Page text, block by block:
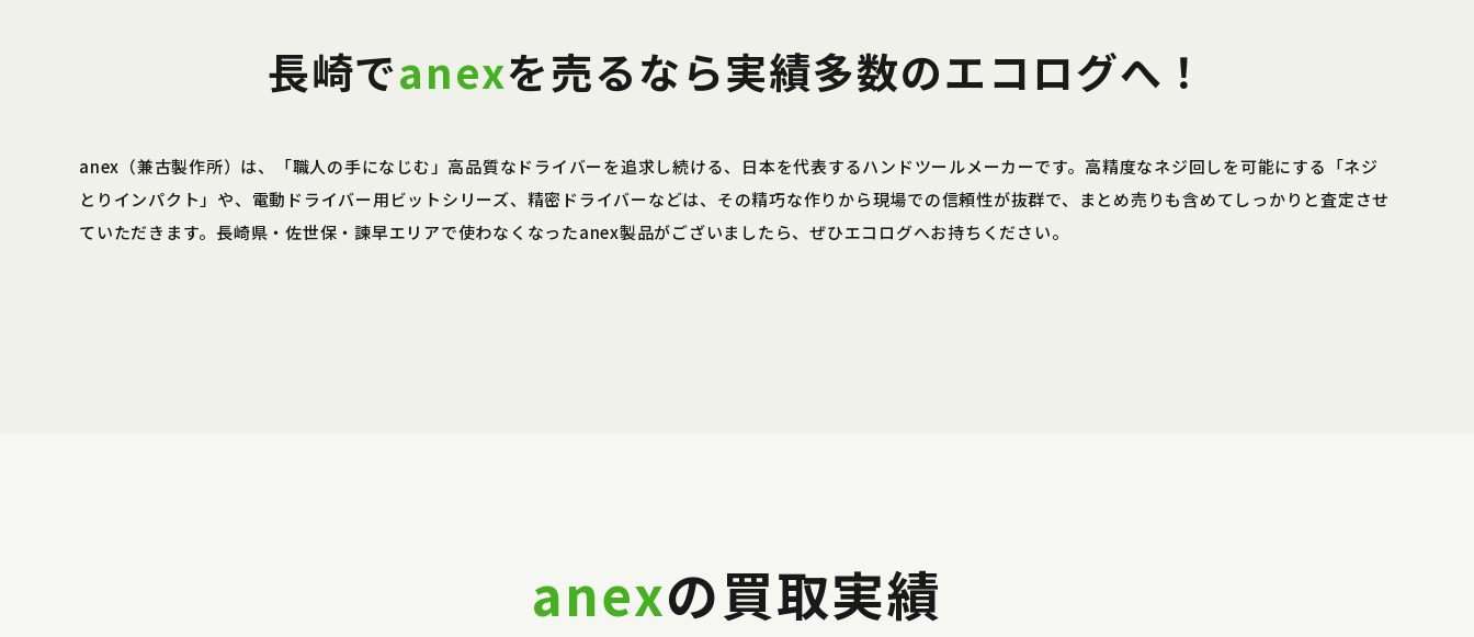
長崎でanexを売るなら実績多数のエコログへ！
anex（兼古製作所）は、「職人の手になじむ」高品質なドライバーを追求し続ける、日本を代表するハンドツールメーカーです。高精度なネジ回しを可能にする「ネジ
とりインパクト」や、電動ドライバー用ビットシリーズ、精密ドライバーなどは、その精巧な作りから現場での信頼性が抜群で、まとめ売りも含めてしっかりと査定させ
ていただきます。長崎県・佐世保・諫早エリアで使わなくなったanex製品がございましたら、ぜひエコログへお持ちください。
anexの買取実績